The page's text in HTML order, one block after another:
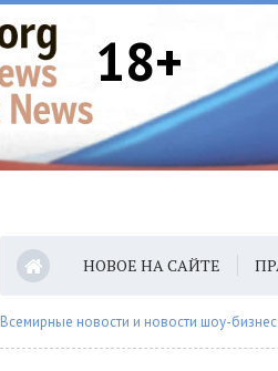
18+
НОВОЕ НА САЙТЕ
Всемирные новости и новости шоу-